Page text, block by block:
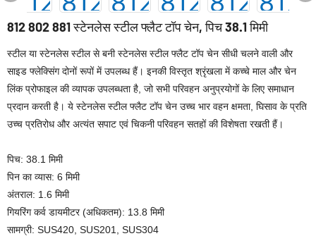
812 802 881 स्टेनलेस स्टील फ्लैट टॉप चेन, पिच 38.1 मिमी
स्टील या स्टेनलेस स्टील से बनी स्टेनलेस स्टील फ्लैट टॉप चेन सीधी चलने वाली और
साइड फ्लेक्सिंग दोनों रूपों में उपलब्ध हैं। इनकी विस्तृत श्रृंखला में कच्चे माल और चेन
लिंक प्रोफाइल की व्यापक उपलब्धता है, जो सभी परिवहन अनुप्रयोगों के लिए समाधान
प्रदान करती है। ये स्टेनलेस स्टील फ्लैट टॉप चेन उच्च भार वहन क्षमता, घिसाव के प्रति
उच्च प्रतिरोध और अत्यंत सपाट एवं चिकनी परिवहन सतहों की विशेषता रखती हैं।
पिच: 38.1 मिमी
पिन का व्यास: 6 मिमी
अंतराल: 1.6 मिमी
गियरिंग कर्व डायमीटर (अधिकतम): 13.8 मिमी
सामग्री: SUS420, SUS201, SUS304